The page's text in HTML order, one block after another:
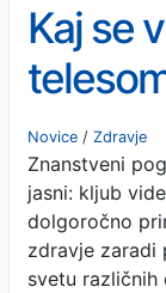
Kaj se
sadje?
Novice / Zdravje
Znanstveni
jasni: kljub
dolgoročno
zdravje zaradi
svetu